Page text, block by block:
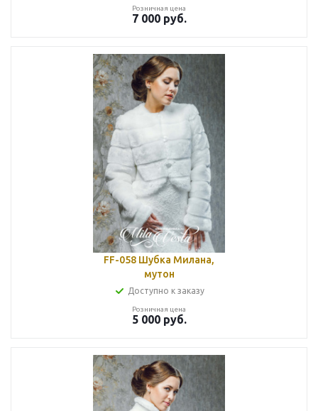
Розничная цена
7 000руб.
FF-058 Шубка Милана,
мутон
Доступно к заказу
Розничная цена
5 000руб.